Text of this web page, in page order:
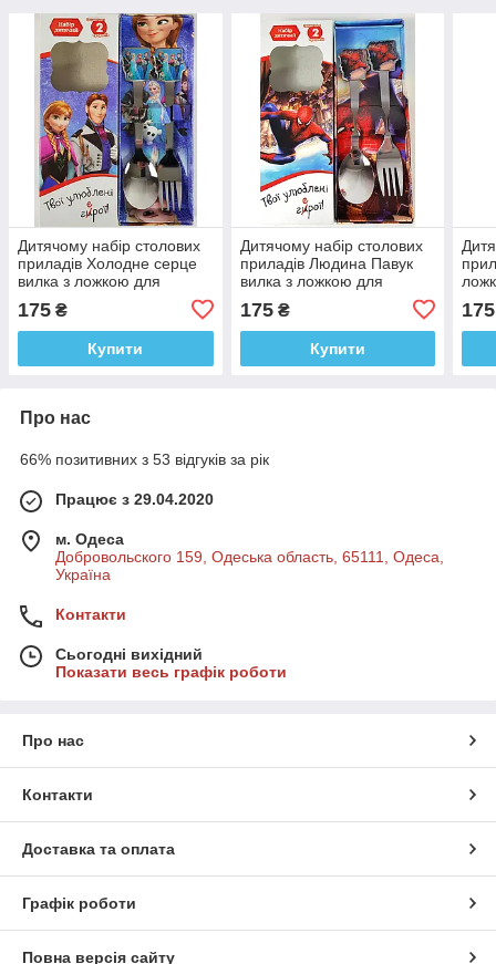
Дитячому набір столових
приладів Холодне серце
вилка з ложкою для
175 ₴
Купити
Дитячому набір столових
приладів Людина Павук
вилка з ложкою для
175₴
Купити
175
Про нас
66% позитивних з 53 відгуків за рік
Працює з 29.04.2020
м. Одеса
Добровольского 159, Одеська область, 65111, Одеса,
Україна
Контакти
Сьогодні вихідний
Показати весь графік роботи
Про нас
Контакти
Доставка та оплата
Графік роботи
Повна версія сайту